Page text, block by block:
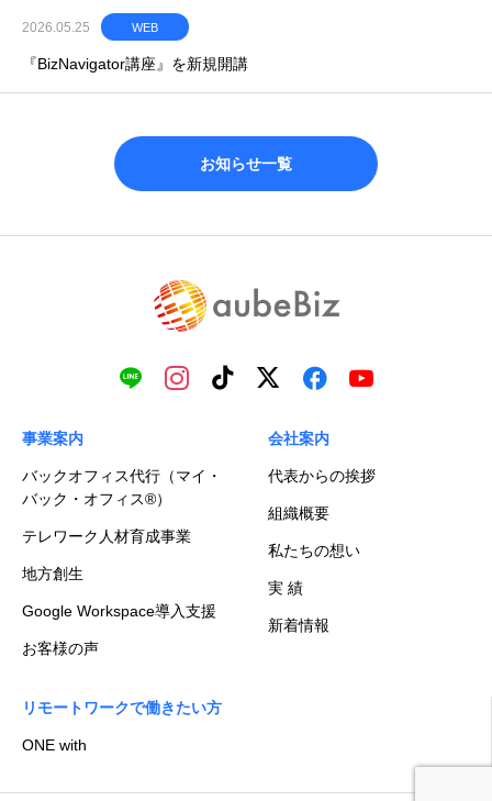
2026.05.25 WEB
『BizNavigator講座』を新規開講
お知らせ一覧
事業案内
バックオフィス代行（マイ・
バック・オフィス®）
テレワーク人材育成事業
地方創生
Google Workspace導入支援
お客様の声
会社案内
代表からの挨拶
組織概要
私たちの想い
実 績
新着情報
リモートワークで働きたい方
ONE with